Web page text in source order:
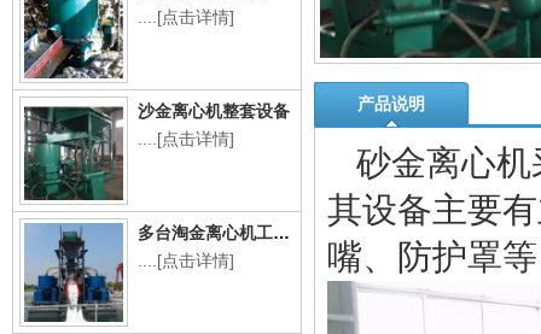
[点击详情]
沙金离心机整套设备
[点击详情]
多台淘金离心机工作现场
[点击详情]
产品说明
砂金离心机
其设备主要
嘴、防护罩